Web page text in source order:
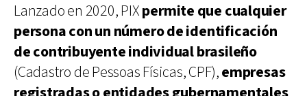
Lanzado en 2020, PIXpermite que cualquier
persona con un número de identificación
de contribuyente individual brasileño
(Cadastro de Pessoas Físicas, CPF),empresas